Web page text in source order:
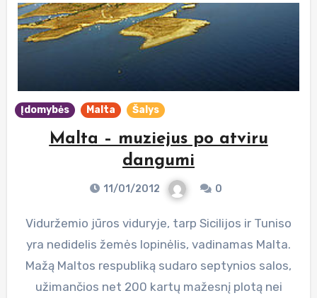
Įdomybės Malta Šalys
Malta – muziejus po atviru
dangumi
11/01/2012 0
Viduržemio jūros viduryje, tarp Sicilijos ir Tuniso
yra nedidelis žemės lopinėlis, vadinamas Malta.
Mažą Maltos respubliką sudaro septynios salos,
užimančios net 200 kartų mažesnį plotą nei